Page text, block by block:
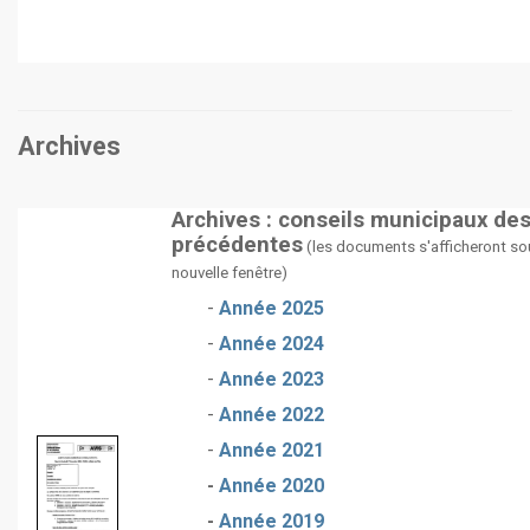
Archives
Archives : conseils municipaux
précédentes (les documents s'afficheront
nouvelle fenêtre)
- Année 2025
- Année 2024
- Année 2023
- Année 2022
- Année 2021
- Année 2020
- Année 2019